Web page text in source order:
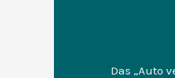
Das „Auto